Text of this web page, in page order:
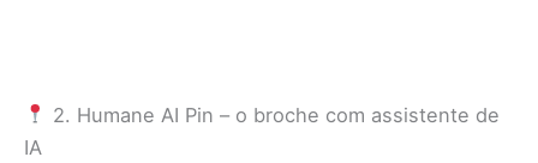
2. Humane AI Pin – o broche com assistente de
IA